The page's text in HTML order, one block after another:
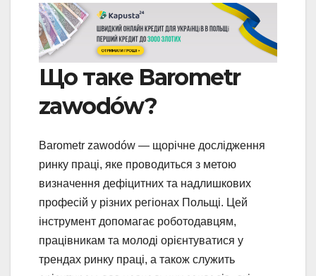
Що таке Barometr
zawodów?
Barometr zawodów — щорічне дослідження
ринку праці, яке проводиться з метою
визначення дефіцитних та надлишкових
професій у різних регіонах Польщі. Цей
інструмент допомагає роботодавцям,
працівникам та молоді орієнтуватися у
трендах ринку праці, а також служить